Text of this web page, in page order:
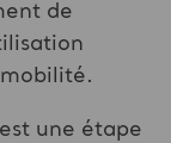
de
une étape